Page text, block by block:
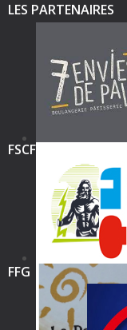
LES PARTENAIRES
FSCF
FFG